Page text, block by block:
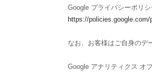
Google プライバシーポリシ
https://
なお、お客様はご自身のデ
Google アナリティクス オ